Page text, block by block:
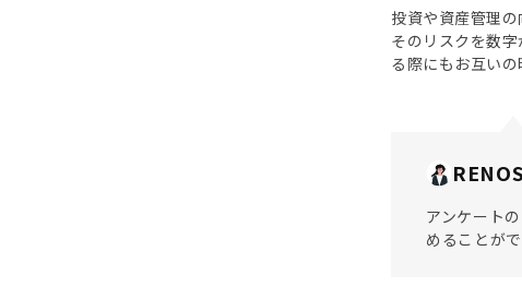
投資や資産管理
そのリスクを数
る際にもお互いの
アンケート
めることが